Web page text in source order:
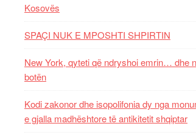
Kosovës
SPAÇI NUK E MPOSHTI SHPIRTIN
New York, qyteti që ndryshoi emrin… dhe
botën
Kodi zakonor dhe isopolifonia dy nga
e gjalla madhështore të antikitetit shqiptar